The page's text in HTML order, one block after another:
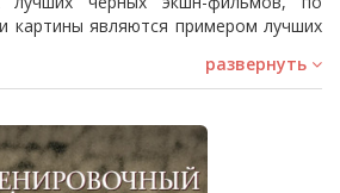
картины являются примером лучших
Среди них фильмы, где главные
или копы, противостоящие
развернуть